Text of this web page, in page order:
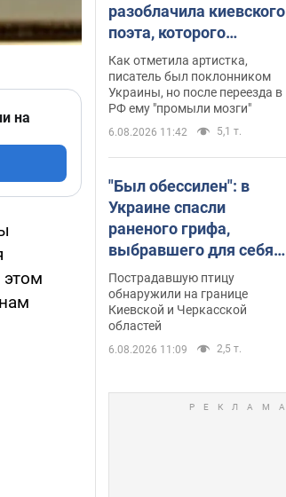
на
разоблачила киевского
поэта, которого
"зазомбировали": он
даже русского не знал,
а теперь хочет
геноцида украинцев
Как отметила артистка,
писатель был поклонником
Украины, но после переезда в
РФ ему "промыли мозги"
6.08.2026 11:42 5,1 т.
"Был обессилен": в
Украине спасли
раненого грифа,
выбравшего для себя
нетипичный маршрут.
Фото
Пострадавшую птицу
обнаружили на границе
Киевской и Черкасской
областей
6.08.2026 11:09 2,5 т.